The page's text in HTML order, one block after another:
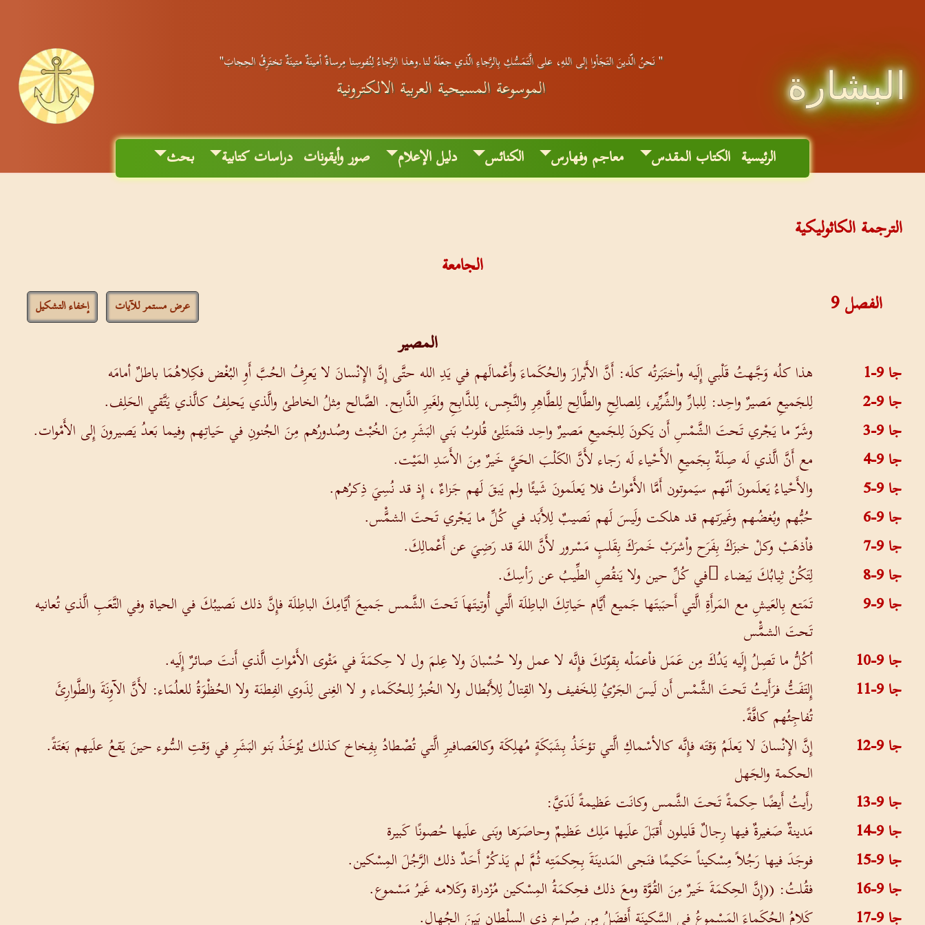
البشارة
" نَحنُ الّذينَ التَجَأوا إلى اللهِ، على الَّتَمَسُّكِ بِالرَّجاءِ الّذي جعَلَهُ لنا.وهذا الرَّجاءُ لِنُفوسِنا مِرساةٌ أمينَةٌ متينَةٌ تختَرِقُ الحِجابَ"
الموسوعة المسيحية العربية الالكترونية
الرئيسية الكتاب المقدس معاجم وفهارس الكنائس دليل الإعلام صور وأيقونات دراسات كتابية بحث
الترجمة الكاثوليكية
الجامعة
الفصل9 عرض مستمر للآيات إخفاء التشكيل
المصير
جا 9-1
هذا كلُه وَجَّهتُ قَلْبي إِلَيه واْختَبَرتُه كلَه: أَنَّ الأَبْرارَ والحُكَماءَ وأَعْمالَهم في يَدِ الله حتَّى إِنَّ الإِنْسانَ لا يَعرِفُ الحُبَّ أَوِ البُغْض فكِلاهُمَا باطلٌ أمامَه
جا 9-2
لِلجَميعِ مَصيرٌ واحِد: لِلبارِّ والشِّرِّير، لِلصالِحِ والطَّالِح لِلطَّاهِرِ والنَّجِس، لِلذَّابِحِ ولغَيرِ الذَّابِح. الصَّالح مِثلُ الخاطئ والَّذي يَحلِفُ كالَّذي يَتَّقي الحَلِف.
جا 9-3
وشَرّ ما يَجْري تَحتَ الشَّمْسِ أَن يَكونَ لِلجَميعِ مَصيرٌ واحِد فتَمتَلِئ قُلوبُ بَني البَشَرِ مِنَ الخُبْث وصُدورُهم مِنَ الجُنونِ في حَياتِهم وفيما بَعدُ يَصيرونَ إِلى الأَمْوات.
جا 9-4
مع أَنَّ الَّذي لَه صِلَةٌ بِجَميعِ الأَحْياء لَه رَجاء لأَنَّ الكَلْبَ الحَيَّ خَيرٌ مِنَ الأَسَدِ المَيْت.
جا 9-5
والأَحْياءُ يَعلَمونَ أنّهم سيَموتون أَمَّا الأَمْواتُ فلا يَعلَمونَ شَيئًا ولم يَبقَ لَهم جَزاءٌ ، إِذ قد نُسِيَ ذِكرُهم.
جا 9-6
حُبُّهم وبُغضُهم وغَيرَتهم قد هلكت ولَيسَ لَهم نَصيبٌ لِلأَبَد في كُلِّ ما يَجْري تَحتَ الشمَّْس.
جا 9-7
فاْذهَبْ وكلْ خبزَكَ بِفَرَح واْشرَبْ خَمرَكَ بِقَلبٍ مَسْرور لأَنَّ اللهَ قد رَضِيَ عن أَعْمالِكَ.
جا 9-8
لِتَكُنْ ثِيابُكَ بَيضاء َفي كُلِّ حين ولا يَنقُصِ الطِّيبُ عن رَأسِكَ.
جا 9-9
تَمَتع بِالعَيشِ مع المَرأَةِ الَّتي أَحبَبتَها جَميع أيَّام حَياتِكَ الباطِلَة الَّتي أُوتيتَهاَ تَحتَ الشَّمس جَميعَ أيَّامِكَ الباطِلَة فإِنَّ ذلك نَصيبُكَ في الحياة وفي التَّعَبِ الَّذي تُعانيه
تَحتَ الشمَّْس
جا 9-10
أكُلُّ ما تَصِلُ إِلَيه يَدُكَ مِن عَمَل فاْعمَلْه بِقوّتكَ فإِنَّه لا عمل ولا حُسْبانَ ولا عِلمَ ول لا حِكمَةَ في مَثْوى الأَمْواتِ الَّذي أَنتَ صائرٌ إِلَيه.
جا 9-11
إِلتَفَتُّ فرَأَيتُ تَحتَ الشَّمْس أَن لَيسَ الجَرْيُ لِلخَفيف ولا القِتالُ لِلأَبْطال ولا الخُبزُ لِلحُكَماء و لا الغِنى لِذَوي الفِطنَة ولا الحُظْوَةُ للعلُمَاء: لأَنَّ الآوِنَةَ والطَّوارِئَ
تُفاجِئُهم كافَّةً.
جا 9-12
إِنَّ الإِنْسانَ لا يَعلَمُ وَقتَه فإِنَّه كالأسْماكِ الَّتي تؤخَذُ بِشَبَكَةٍ مُهلِكَة وكالعَصافيرِ الَّتي تُصْطادُ بِفِخاخ كذلك يُؤخَذُ بَنو البَشَرِ في وَقتِ السُّوء حينَ يَقعُ علَيهم بَغتَةً.
الحكمة والجَهل
جا 9-13
رأَيتُ أَيضًا حِكمةً تَحتَ الشَّمس وكانَت عَظيمةً لَدَيَّ:
جا 9-14
مَدينةٌ صَغيرةٌ فيها رِجالٌ قَليلون أَقبَلَ علَيها مَلِك عَظيمٌ وحاصَرَها وبَنى علَيها حُصونًا كَبيرة
جا 9-15
فوجَدَ فيها رَجُلاً مِسْكيناً حَكيمًا فنَجى المَدينَةَ بِحِكمَتِه ثُمَّ لم يَذكُرْ أَحَدٌ ذلك الرَّجُلَ المِسْكين.
جا 9-16
فقُلتُ: ((إِنَّ الحِكمَةَ خَيرٌ مِنَ القُوَّة ومعَ ذلك فحِكمَةُ المِسْكين مُزْدراة وكَلامه غَيرُ مَسْموع.